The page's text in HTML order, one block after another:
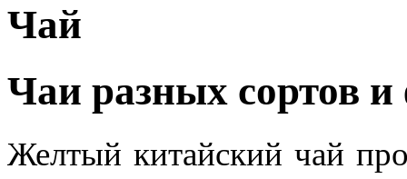
Чай
Чаи разных сортов и
Желтый китайский чай